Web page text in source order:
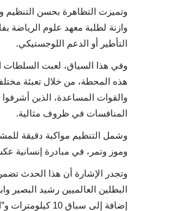
وتميزت التظاهرة بحسن التنظيم
وازنة لطلبة معهد علوم
التأطير أو الدعم اللوجستيكي.
وفي هذا السياق، لعبت السلطات
هذه المحطة، من خلال تعبئة
والقوات المساعدة، الذين
المنافسات في ظروف مثالية.
وشمل التنظيم مواكبة دقيقة
وموز وتمر، في مبادرة إنسانية
إضافة إلى